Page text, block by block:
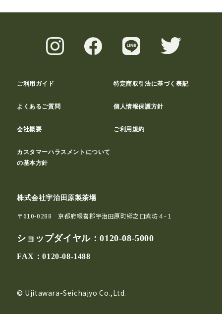
ご利用ガイド 特定商取引法に基づく表記
よくあるご質問 個人情報保護方針
会社概要 ご利用規約
カスタマーハラスメントについて
の基本方針
株式会社宇治田原製茶場
〒610-0288 京都府綴喜郡宇治田原町郷之口紫坊４-１
ショップダイヤル：0120-08-5000
FAX：0120-08-1488
© Ujitawara-Seichajyo Co.,Ltd.